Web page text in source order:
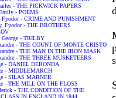
- THE PICKWICK PAPERS
- POEMS
Fyodor - CRIME AND PUNISHMENT
Fyodor - THE BROTHERS
George - TRILBY
- THE COUNT OF MONTE CRISTO
- THE MAN IN THE IRON MASK
- THE THREE MUSKETEERS
- DANIEL DERONDA
- MIDDLEMARCH
- SILAS MARNER
- THE MILL ON THE FLOSS
- THE CONDITION OF THE
IN ENGLAND IN 1844